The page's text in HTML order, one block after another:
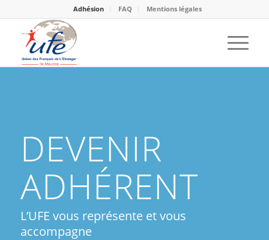
Adhésion FAQ Mentions légales
DEVENIR
ADHÉRENT
L’UFE vous représente et vous
accompagne